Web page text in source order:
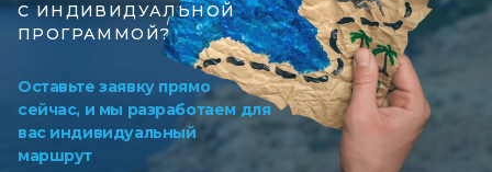
С ИНДИВИДУАЛЬНОЙ
ПРОГРАММОЙ?
Оставьте заявку прямо
сейчас, и мы разработаем для
вас индивидуальный
маршрут